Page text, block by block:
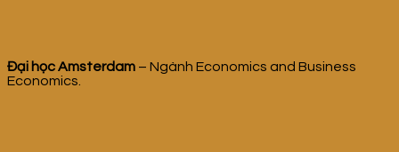
Đại học Amsterdam – Ngành Economics and Business
Economics.